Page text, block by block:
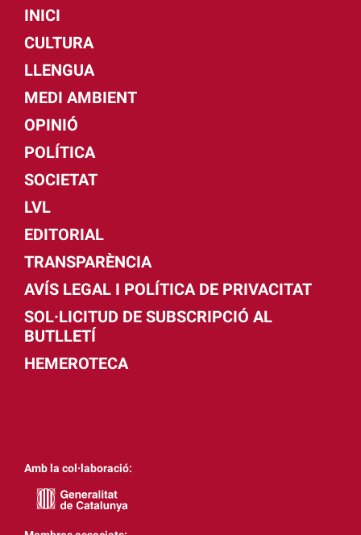
INICI
CULTURA
LLENGUA
MEDI AMBIENT
OPINIÓ
POLÍTICA
SOCIETAT
LVL
EDITORIAL
TRANSPARÈNCIA
AVÍS LEGAL I POLÍTICA DE PRIVACITAT
SOL·LICITUD DE SUBSCRIPCIÓ AL
BUTLLETÍ
HEMEROTECA
Amb la col·laboració: